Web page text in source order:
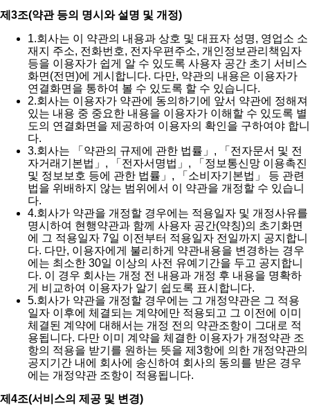
제3조(약관 등의 명시와 설명 및 개정)
1.회사는 이 약관의 내용과 상호 및 대표자 성명, 영업소 소
재지 주소, 전화번호, 전자우편주소, 개인정보관리책임자
등을 이용자가 쉽게 알 수 있도록 사용자 공간 초기 서비스
화면(전면)에 게시합니다. 다만, 약관의 내용은 이용자가
연결화면을 통하여 볼 수 있도록 할 수 있습니다.
2.회사는 이용자가 약관에 동의하기에 앞서 약관에 정해져
있는 내용 중 중요한 내용을 이용자가 이해할 수 있도록 별
도의 연결화면을 제공하여 이용자의 확인을 구하여야 합니
다.
3.회사는 「약관의 규제에 관한 법률」, 「전자문서 및 전
자거래기본법」, 「전자서명법」, 「정보통신망 이용촉진
및 정보보호 등에 관한 법률」, 「소비자기본법」 등 관련
법을 위배하지 않는 범위에서 이 약관을 개정할 수 있습니
다.
4.회사가 약관을 개정할 경우에는 적용일자 및 개정사유를
명시하여 현행약관과 함께 사용자 공간(약칭)의 초기화면
에 그 적용일자 7일 이전부터 적용일자 전일까지 공지합니
다. 다만, 이용자에게 불리하게 약관내용을 변경하는 경우
에는 최소한 30일 이상의 사전 유예기간을 두고 공지합니
다. 이 경우 회사는 개정 전 내용과 개정 후 내용을 명확하
게 비교하여 이용자가 알기 쉽도록 표시합니다.
5.회사가 약관을 개정할 경우에는 그 개정약관은 그 적용
일자 이후에 체결되는 계약에만 적용되고 그 이전에 이미
체결된 계약에 대해서는 개정 전의 약관조항이 그대로 적
용됩니다. 다만 이미 계약을 체결한 이용자가 개정약관 조
항의 적용을 받기를 원하는 뜻을 제3항에 의한 개정약관의
공지기간 내에 회사에 송신하여 회사의 동의를 받은 경우
에는 개정약관 조항이 적용됩니다.
제4조(서비스의 제공 및 변경)